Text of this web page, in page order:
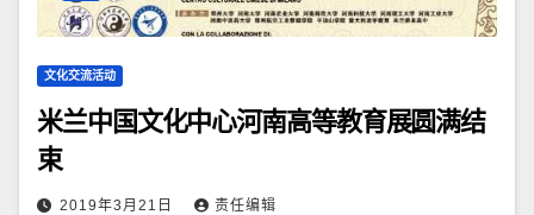
文化交流活动
米兰中国文化中心河南高等教育展圆满结
束
2019年3月21日 责任编辑